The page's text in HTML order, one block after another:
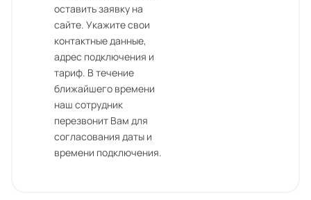
оставить заявку на
сайте. Укажите свои
контактные данные,
адрес подключения и
тариф. В течение
ближайшего времени
наш сотрудник
перезвонит Вам для
согласования даты и
времени подключения.